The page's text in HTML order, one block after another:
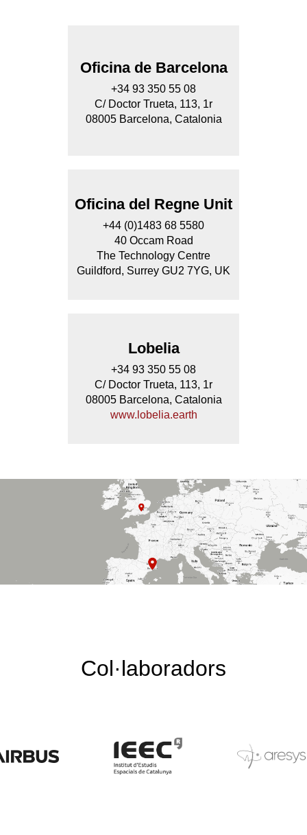
Oficina de Barcelona
+34 93 350 55 08
C/ Doctor Trueta, 113, 1r
08005 Barcelona, Catalonia
Oficina del Regne Unit
+44 (0)1483 68 5580
40 Occam Road
The Technology Centre
Guildford, Surrey GU2 7YG, UK
Lobelia
+34 93 350 55 08
C/ Doctor Trueta, 113, 1r
08005 Barcelona, Catalonia
www.lobelia.earth
Col·laboradors